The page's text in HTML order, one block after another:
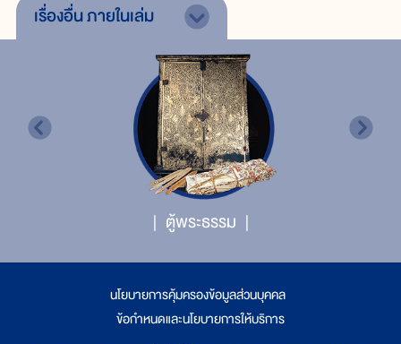
เรื่องอื่นภายในเล่ม
ตู้พระธรรม
นโยบายการคุ้มครองข้อมูลส่วนบุคคล
ข้อกำหนดและนโยบายการให้บริการ